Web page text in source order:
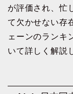
が評価され、忙
て欠かせない存
ェーンのランキ
いて詳しく解説